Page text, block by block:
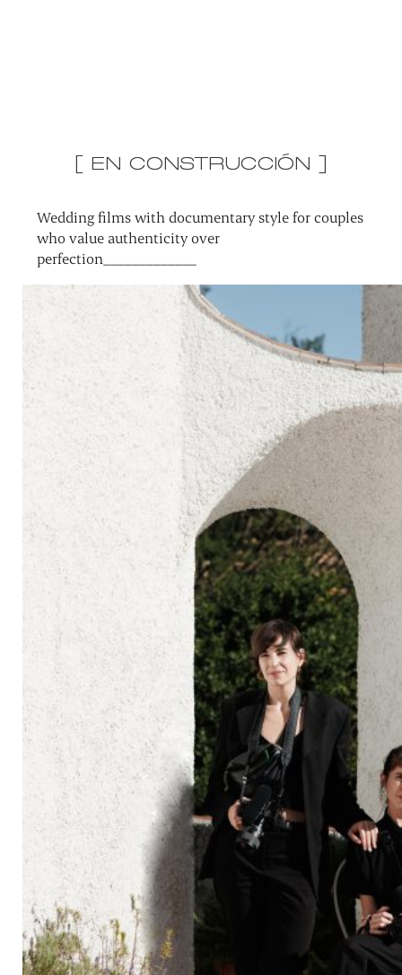
[ EN CONSTRUCCIÓN ]
Wedding films with documentary style for couples
who value authenticity over
perfection_____________